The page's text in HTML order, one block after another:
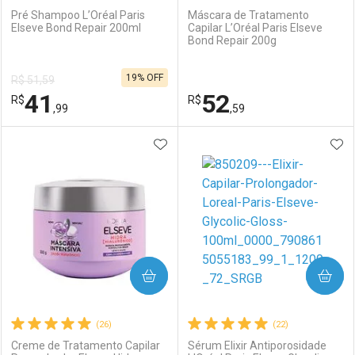
Comprar sem Desconto
Por R$ 25,59/cada
Comprar sem Desconto
Por R$ 25,59/cada
Ativar Desconto
Comprar sem Desconto
Por R$ 28,59/cada
Por R$ 28,59/cada
Pré Shampoo L’Oréal Paris
Elseve Bond Repair 200ml
R$ 51,59
R$41 ,99
19% OFF
Laboratório
Por Menos
Máscara de Tratamento
Capilar L’Oréal Paris Elseve
Bond Repair 200g
R$52,59
Laboratório
Por Menos
(26)
Creme de Tratamento Capilar
ADICIONAR AOS FAVORITOS
COMPRAR
(22)
Sérum Elixir Antiporosidade
COMPRAR